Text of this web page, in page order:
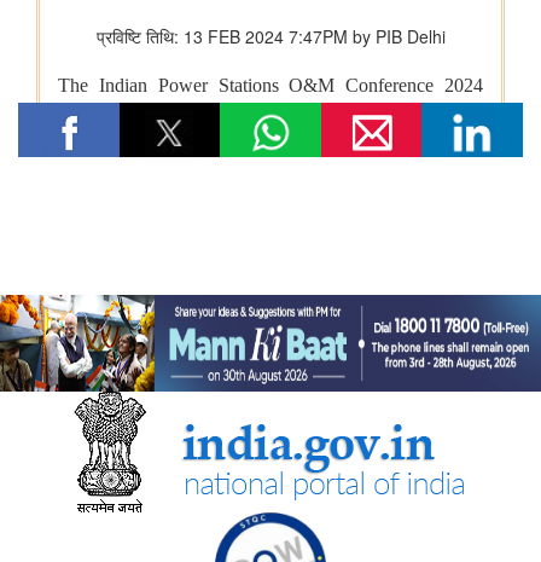
भारतीय रेलवे ने मध्य प्रदेश में इटारसी-मदन महल के बीच दैनिक पैसेंजर सेवा
विज्ञान एवं प्रौद्योगिकी मंत्रालय
सीएसआईआर-सीआरआरआई ने राजस्थान सरकार के समक्ष स्वदेशी
केन्‍द्रीय मंत्री डॉ. जितेंद्र सिंह ने लखनऊ में सीएसआईआर-एनबीआरआई द्वारा
विकसित अपनी तरह का पहला 'इको-एजुकेशनल हब' राष्ट्र को समर्पित किया
सीएसआईआर एकीकृत कौशल पहल के चरण-III (2025–30) के प्रथम वर्ष
के लिए मॉनिटरिंग समिति की समन्वयकों की कॉन्क्लेव-सह-बैठक आयोजित की
पत्तन, पोत परिवहन और जलमार्ग मंत्रालय
भारत ने समुद्री गवर्नेंस में डिजिटल बदलाव को गति देने के लिए ई-समुद्र का